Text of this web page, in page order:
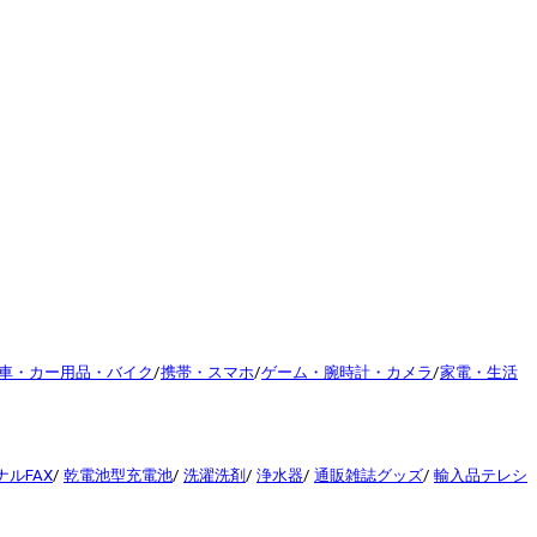
・カー用品・バイク/携帯・スマホ/ゲーム・腕時計・カメラ/家電・生活
ルFAX/ 乾電池型充電池/ 洗濯洗剤 / 浄水器/ 通販雑誌グッズ/ 輸入品テレシ